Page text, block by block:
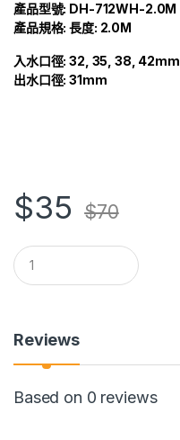
產品型號: DH-712WH-2.0M
產品規格: 長度: 2.0M
入水口徑: 32, 35, 38, 42mm
出水口徑: 31mm
$35 $70
Q
u
a
i
t
y
Reviews
Based on 0 reviews